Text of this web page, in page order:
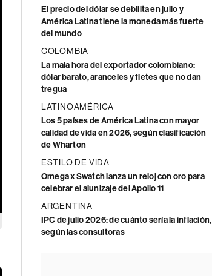
El precio del dólar se debilita en julio y
América Latina tiene la moneda más fuerte
del mundo
COLOMBIA
La mala hora del exportador colombiano:
dólar barato, aranceles y fletes que no dan
tregua
LATINOAMÉRICA
Los 5 países de América Latina con mayor
calidad de vida en 2026, según clasificación
de Wharton
ESTILO DE VIDA
Omega x Swatch lanza un reloj con oro para
celebrar el alunizaje del Apollo 11
ARGENTINA
IPC de julio 2026: de cuánto sería la inflación,
según las consultoras